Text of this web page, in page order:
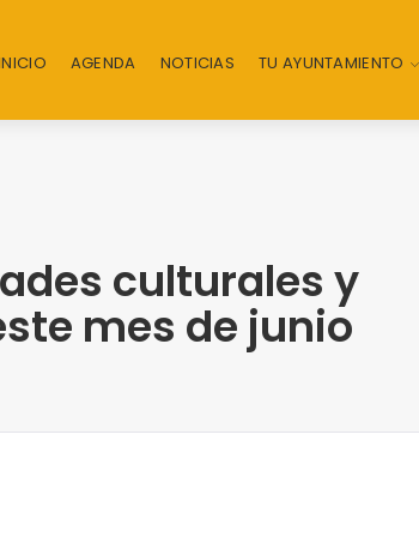
AGENDA NOTICIAS TU AYUNTAMIENTO
culturales y
mes de junio